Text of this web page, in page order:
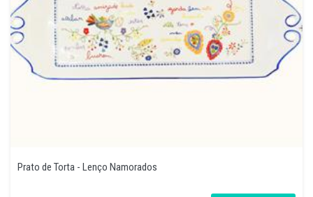
Prato de Torta - Lenço Namorados